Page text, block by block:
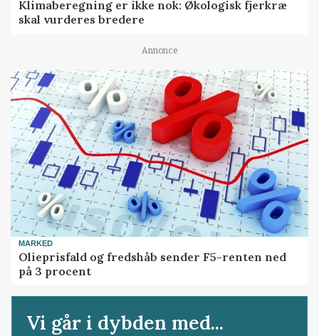
Klimaberegning er ikke nok: Økologisk fjerkræ
skal vurderes bredere
Annonce
MARKED
Olieprisfald og fredshåb sender F5-renten ned
på 3 procent
Vi går i dybden med...